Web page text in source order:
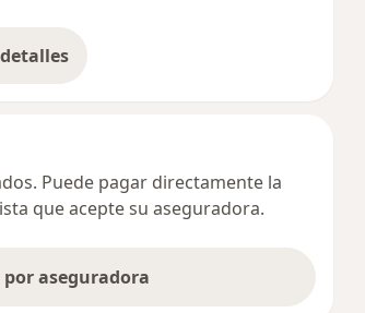
la dirección
Puede pagar directamente la
que acepte su aseguradora.
aseguradora